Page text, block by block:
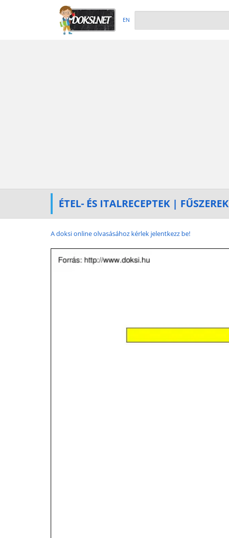
EN
ÉTEL- ÉS ITALRECEPTEK | FŰSZEREK
A doksi online olvasásához kérlek jelentkezz be!